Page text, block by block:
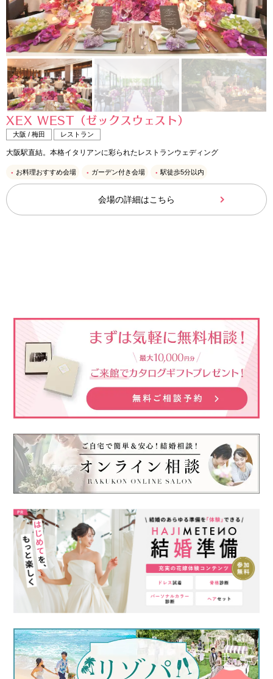
XEX WEST（ゼックスウェスト）
大阪 / 梅田 レストラン
大阪駅直結。本格イタリアンに彩られたレストランウェディング
お料理おすすめ会場 ガーデン付き会場 駅徒歩5分以内
会場の詳細はこちら